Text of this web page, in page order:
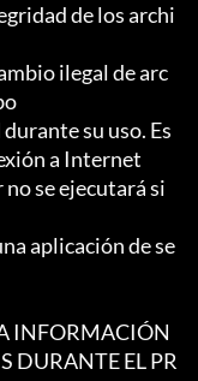
de los archi
ilegal de arc
su uso. Es
a Internet
se ejecutará si
aplicación de se
INFORMACIÓN
DURANTE EL PR